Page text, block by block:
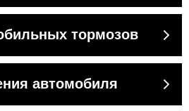
тормозов
автомобиля